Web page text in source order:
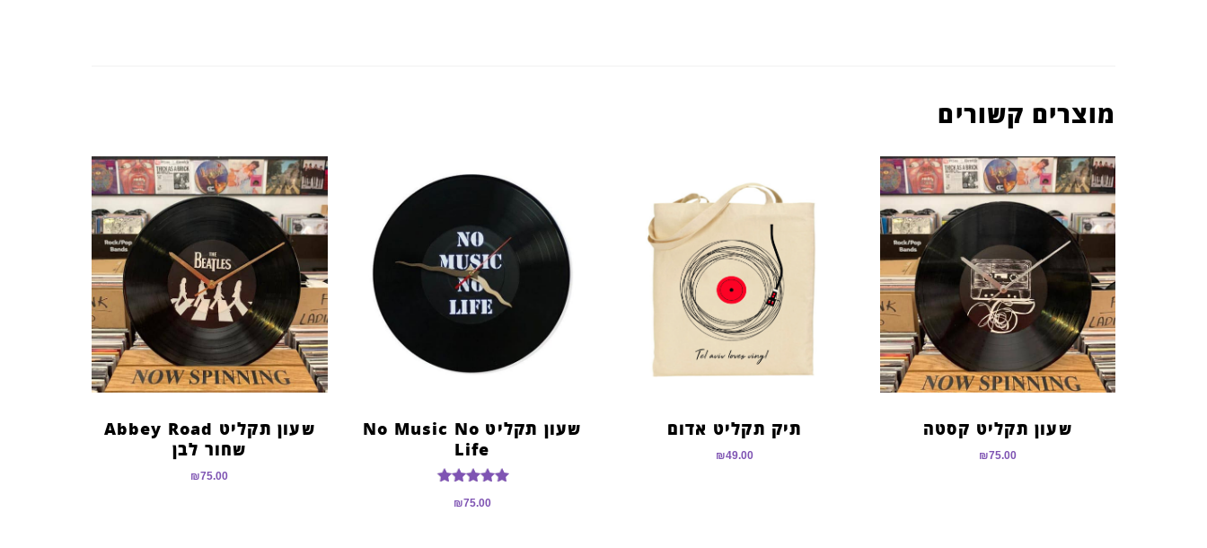
מוצרים קשורים
שעון תקליט קסטה
₪75.00
תיק תקליט אדום
₪49.00
שעון תקליט No Music No
Life
5.00
₪75.00
שעון תקליט Abbey Road
שחור לבן
₪75.00